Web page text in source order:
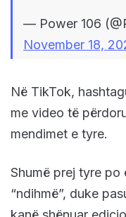
— Power 106
November 18,
Në TikTok,
me video të
mendimet e tyre.
Shumë prej tyre po
“ndihmë”, duke